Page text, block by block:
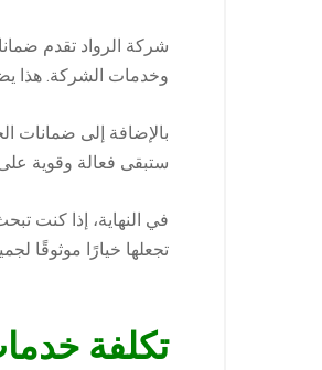
شركة الرواد تقدم
وخدمات الشركة. هذا
بالإضافة إلى ضمانات
ستبقى فعالة وقوية
في النهاية، إذا كنت
تجعلها خيارًا موثوقًا
تكلفة